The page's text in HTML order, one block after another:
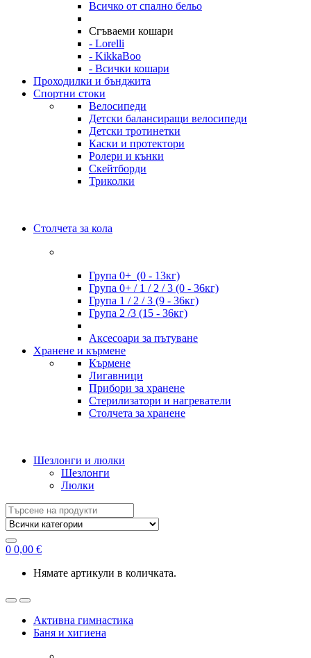
Всичко от спално бельо
Сгъваеми кошари
- Lorelli
- KikkaBoo
- Всички кошари
Проходилки и бънджита
Спортни стоки
Велосипеди
Детски балансиращи велосипеди
Детски тротинетки
Каски и протектори
Ролери и кънки
Скейтборди
Триколки
Столчета за кола
Група 0+ (0 - 13кг)
Група 0+ / 1 / 2 / 3 (0 - 36кг)
Група 1 / 2 / 3 (9 - 36кг)
Група 2 /3 (15 - 36кг)
Аксесоари за пътуване
Хранене и кърмене
Кърмене
Лигавници
Прибори за хранене
Стерилизатори и нагреватели
Столчета за хранене
Шезлонги и люлки
Шезлонги
Люлки
Search
for:
0 0,00 €
Нямате артикули в количката.
Активна гимнастика
Баня и хигиена